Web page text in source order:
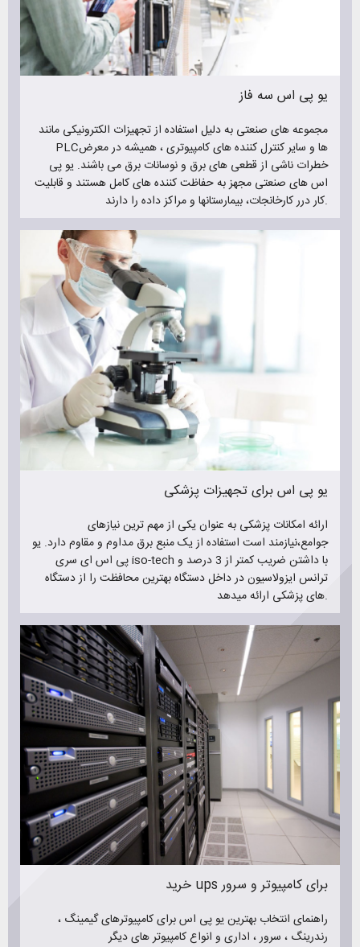
البته در کنار فروش یو پی اس، رایانیکس در زمینه فروش باتری یو
پی اس نیز فعالیت دارد و شما میتوانید برای خرید یو پی اس و
باتری یو پی اس به ما مراجعه کنید.
مزایای ویژه خرید یو پی اس و باتری یو پی اس از رایانیکس :
خدمات پس از فروش عالی
گارانتی محصولات فروخته شده
فروش یو پی اس های برندهای مطرح و نام آشنا
محصولات بسیار باکیفیت
قیمت یو پی اس و باتری یو پی اس مناسب
ارسال به تمام نقاط کشور
فروش انواع یو پی اس های تکفاز و سه فاز
یو پی اس سه فاز
مجموعه های صنعتی به دلیل استفاده از تجهیزات الکترونیکی مانند
PLCها و سایر کنترل کننده های کامپیوتری ، همیشه در معرض
خطرات ناشی از قطعی های برق و نوسانات برق می باشند. یو پی
اس های صنعتی مجهز به حفاظت کننده های کامل هستند و قابلیت
کار درر کارخانجات، بیمارستانها و مراکز داده را دارند.
یو پی اس برای تجهیزات پزشکی
ارائه امکانات پزشکی به عنوان یکی از مهم ترین نیازهای
جوامع،نیازمند است استفاده از یک منبع برق مداوم و مقاوم دارد. یو
پی اس ای سری iso-tech با داشتن ضریب کمتر از 3 درصد و
ترانس ایزولاسیون در داخل دستگاه بهترین محافظت را از دستگاه
های پزشکی ارائه میدهد.
خرید ups برای کامپیوتر و سرور
راهنمای انتخاب بهترین یو پی اس برای کامپیوترهای گیمینگ ،
رندرینگ ، سرور ، اداری و انواع کامپیوتر های دیگر